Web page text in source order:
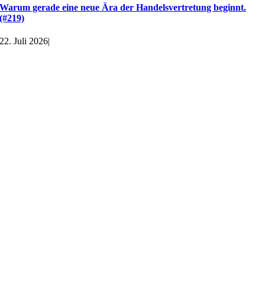
Warum gerade eine neue Ära der Handelsvertretung beginnt.
(#219)
22. Juli 2026|